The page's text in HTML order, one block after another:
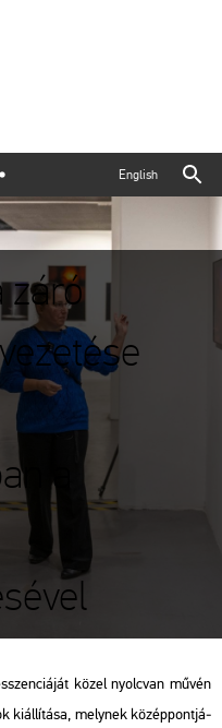
English
záró
a
közel nyolc­van művén
ki­ál­lí­tá­sa, mely­nek kö­zép­pont­já­